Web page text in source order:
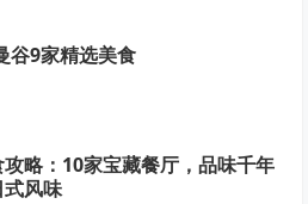
谷9家精选美食
略：10家宝藏餐厅，品味千年
风味